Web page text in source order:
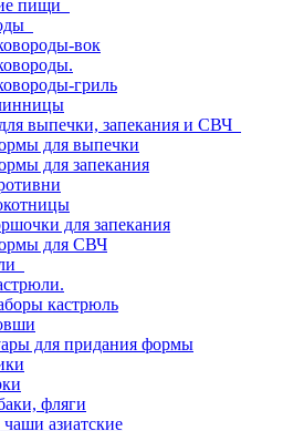
пищи
вок
гриль
выпечки, запекания и СВЧ
для выпечки
для запекания
для запекания
для СВЧ
кастрюль
для придания формы
фляги
азиатские